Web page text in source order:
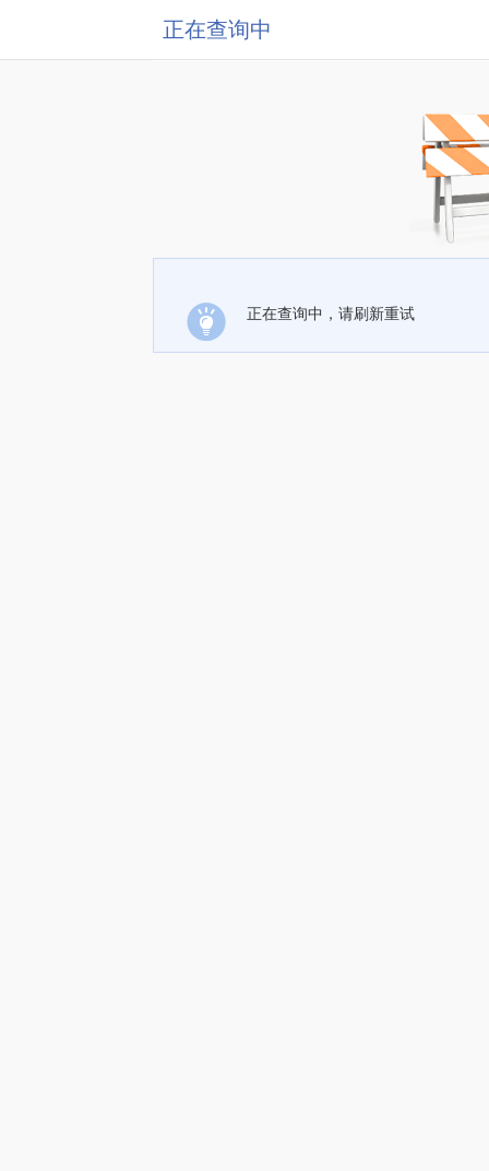
正在查询中
正在查询中，请刷新重试